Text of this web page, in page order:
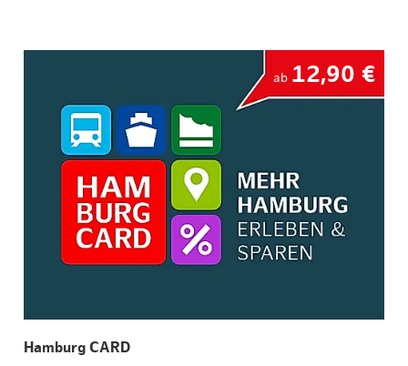
ab 12,90 €
Hamburg CARD